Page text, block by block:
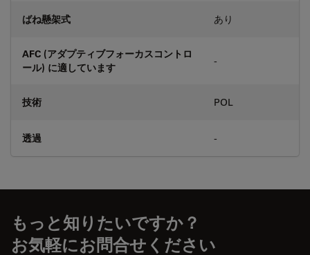
ばね懸架式 あり
AFC (アダプティブフォーカスコントロ
ール) に適しています
-
技術 POL
透過 -
もっと知りたいですか？
お気軽にお問合せください